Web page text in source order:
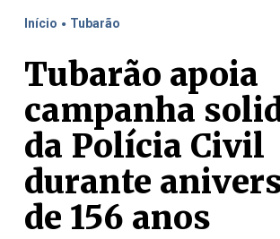
Início . Tubarão
Tubarão apoia
campanha
da Polícia Civil
durante
de 156 anos